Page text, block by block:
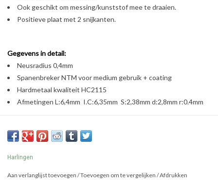
Ook geschikt om messing/kunststof mee te draaien.
Positieve plaat met 2 snijkanten.
Gegevens in detail:
Neusradius 0,4mm
Spanenbreker NTM voor medium gebruik + coating
Hardmetaal kwaliteit HC2115
Afmetingen L:6,4mm I.C:6,35mm S:2,38mm d:2,8mm r:0.4mm
Harlingen
Aan verlanglijst toevoegen /Toevoegen om te vergelijken /Afdrukken